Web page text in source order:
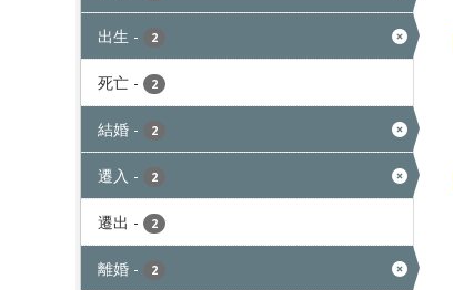
出生 - 2
死亡 - 2
結婚 - 2
遷入 - 2
遷出 - 2
離婚 - 2